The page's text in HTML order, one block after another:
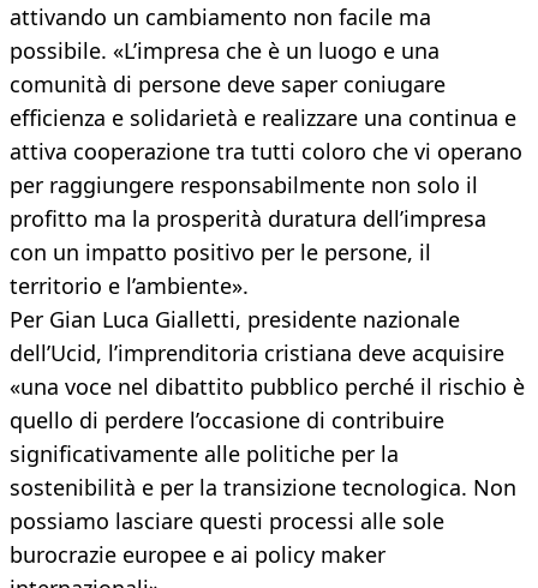
attivando un cambiamento non facile ma
possibile. «L’impresa che è un luogo e una
comunità di persone deve saper coniugare
efficienza e solidarietà e realizzare una continua e
attiva cooperazione tra tutti coloro che vi operano
per raggiungere responsabilmente non solo il
profitto ma la prosperità duratura dell’impresa
con un impatto positivo per le persone, il
territorio e l’ambiente».
Per Gian Luca Gialletti, presidente nazionale
dell’Ucid, l’imprenditoria cristiana deve acquisire
«una voce nel dibattito pubblico perché il rischio è
quello di perdere l’occasione di contribuire
significativamente alle politiche per la
sostenibilità e per la transizione tecnologica. Non
possiamo lasciare questi processi alle sole
burocrazie europee e ai policy maker